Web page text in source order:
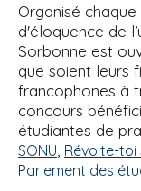
Organisé
d'éloquence de
Sorbonne est
que soient leurs
francophones à
concours
étudiantes de
SONU Révolte-toi
Parlement des